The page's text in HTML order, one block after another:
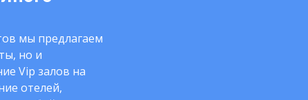
мы предлагаем
но и
Vip залов на
отелей,